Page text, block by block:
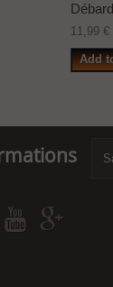
11,99 €
Add